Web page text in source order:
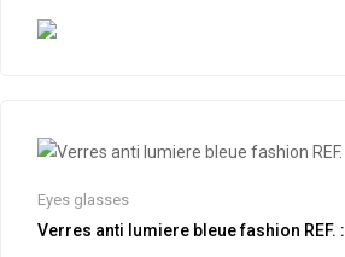
Eyes glasses
Verres anti lumiere bleue